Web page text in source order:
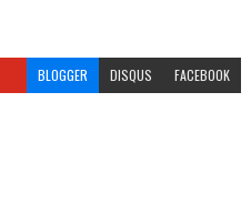
BLOGGER DISQUS FACEBOOK